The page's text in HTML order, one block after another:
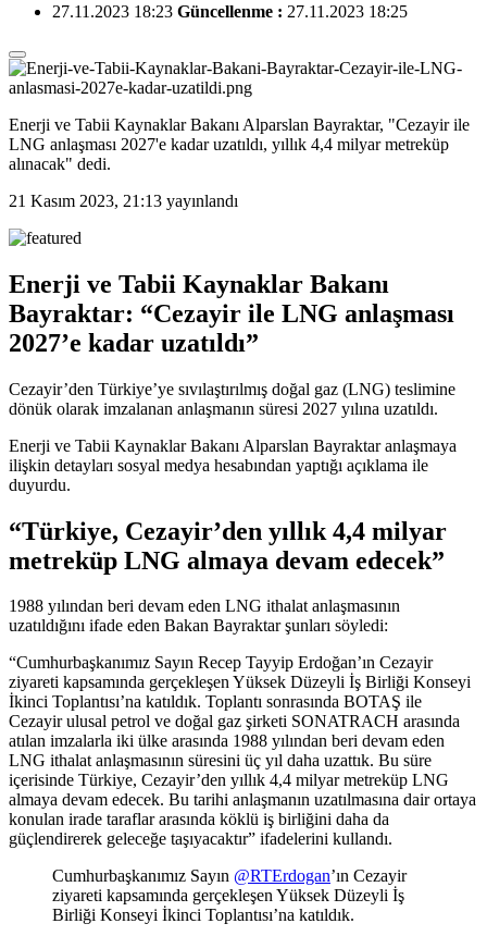
27.11.2023 18:23 Güncellenme : 27.11.2023 18:25
Enerji ve Tabii Kaynaklar Bakanı Alparslan Bayraktar, "Cezayir ile
LNG anlaşması 2027'e kadar uzatıldı, yıllık 4,4 milyar metreküp
alınacak" dedi.
21 Kasım 2023, 21:13 yayınlandı
Enerji ve Tabii Kaynaklar Bakanı
Bayraktar: “Cezayir ile LNG anlaşması
2027’e kadar uzatıldı”
Cezayir’den Türkiye’ye sıvılaştırılmış doğal gaz (LNG) teslimine
dönük olarak imzalanan anlaşmanın süresi 2027 yılına uzatıldı.
Enerji ve Tabii Kaynaklar Bakanı Alparslan Bayraktar anlaşmaya
ilişkin detayları sosyal medya hesabından yaptığı açıklama ile
duyurdu.
“Türkiye, Cezayir’den yıllık 4,4 milyar
metreküp LNG almaya devam edecek”
1988 yılından beri devam eden LNG ithalat anlaşmasının
uzatıldığını ifade eden Bakan Bayraktar şunları söyledi:
“Cumhurbaşkanımız Sayın Recep Tayyip Erdoğan’ın Cezayir
ziyareti kapsamında gerçekleşen Yüksek Düzeyli İş Birliği Konseyi
İkinci Toplantısı’na katıldık. Toplantı sonrasında BOTAŞ ile
Cezayir ulusal petrol ve doğal gaz şirketi SONATRACH arasında
atılan imzalarla iki ülke arasında 1988 yılından beri devam eden
LNG ithalat anlaşmasının süresini üç yıl daha uzattık. Bu süre
içerisinde Türkiye, Cezayir’den yıllık 4,4 milyar metreküp LNG
almaya devam edecek. Bu tarihi anlaşmanın uzatılmasına dair ortaya
konulan irade taraflar arasında köklü iş birliğini daha da
güçlendirerek geleceğe taşıyacaktır” ifadelerini kullandı.
Cumhurbaşkanımız Sayın @RTErdogan’ın Cezayir
ziyareti kapsamında gerçekleşen Yüksek Düzeyli İş
Birliği Konseyi İkinci Toplantısı’na katıldık.